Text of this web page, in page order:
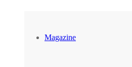
Magazine